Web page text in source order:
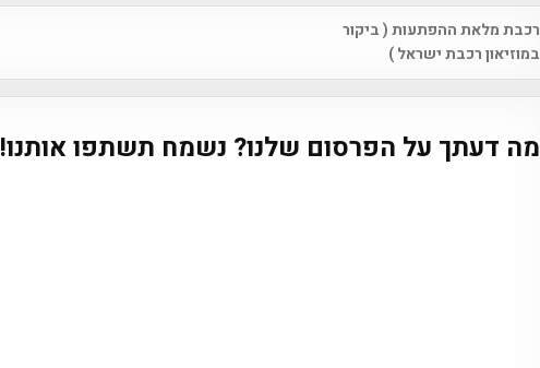
Post
navigation
רכבת מלאת ההפתעות ( ביקור
במוזיאון רכבת ישראל )
מה דעתך על הפרסום שלנו? נשמח תשתפו אותנו!